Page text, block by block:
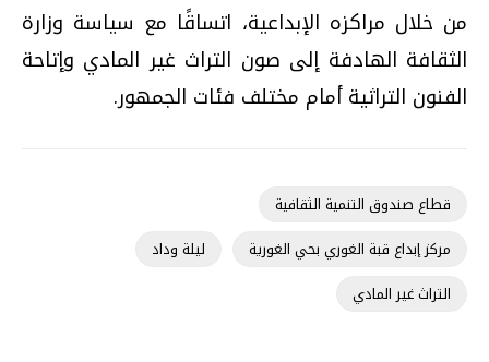
من خلال مراكزه الإبداعية، اتساقًا مع سياسة وزارة
الثقافة الهادفة إلى صون التراث غير المادي وإتاحة
الفنون التراثية أمام مختلف فئات الجمهور.
قطاع صندوق التنمية الثقافية
مركز إبداع قبة الغوري بحي الغورية
ليلة وداد
التراث غير المادي